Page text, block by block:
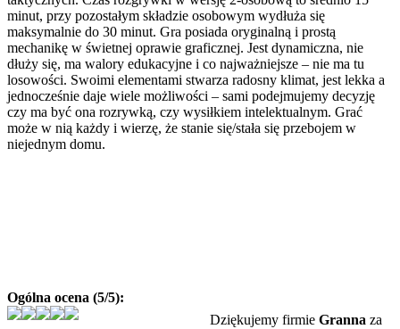
minut, przy pozostałym składzie osobowym wydłuża się
maksymalnie do 30 minut. Gra posiada oryginalną i prostą
mechanikę w świetnej oprawie graficznej. Jest dynamiczna, nie
dłuży się, ma walory edukacyjne i co najważniejsze – nie ma tu
losowości. Swoimi elementami stwarza radosny klimat, jest lekka a
jednocześnie daje wiele możliwości – sami podejmujemy decyzję
czy ma być ona rozrywką, czy wysiłkiem intelektualnym. Grać
może w nią każdy i wierzę, że stanie się/stała się przebojem w
niejednym domu.
Dziękujemy firmie Granna za
Ogólna ocena (5/5):